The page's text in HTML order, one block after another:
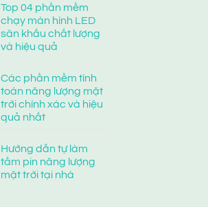
Top 04 phần mềm
chạy màn hình LED
sân khấu chất lượng
và hiệu quả
Các phần mềm tính
toán năng lượng mặt
trời chính xác và hiệu
quả nhất
Hướng dẫn tự làm
tấm pin năng lượng
mặt trời tại nhà